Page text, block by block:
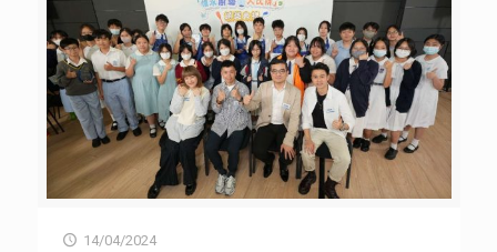
料。晉身決賽的3支隊伍將可製作實物長衫，並於暑假期間
免費參加香雲紗專題交流團。 中式長衫約在民國初年開始
流行，1940年代大量上海裁縫師傅來港，豐富了本地長衫的
製作工藝，更融合西式裁剪方法，形成本港獨特的長衫製作
技藝。香港中式長衫製作技藝於2017年列入《香港非物質文
化遺產代表作名錄》；2021年更列入第五批《國家級非遺代
表性項目名錄》。 《中國歷史文化周》其他活動包括專題
講座、展覽及體驗工作坊，以及香雲紗專題交流團。詳情可
瀏覽網站chinaweek.m21.hk。 《中國歷史文化周》由香港
青年協會主辧，龍傳基金及香港青年協會領袖學院協辦。自
《翰墨傳承》、《光影歲月》、《鐵路行》、《縱橫外
14/04/2024